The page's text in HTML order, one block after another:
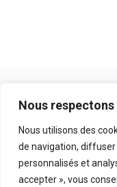
Nous
Nous utilisons des
de navigation,
personnalisés et
accepter », vous
A propos|
d’utilisation|